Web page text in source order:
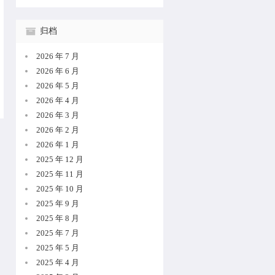
归档
2026 年 7 月
2026 年 6 月
2026 年 5 月
2026 年 4 月
2026 年 3 月
2026 年 2 月
2026 年 1 月
2025 年 12 月
2025 年 11 月
2025 年 10 月
2025 年 9 月
2025 年 8 月
2025 年 7 月
2025 年 5 月
2025 年 4 月